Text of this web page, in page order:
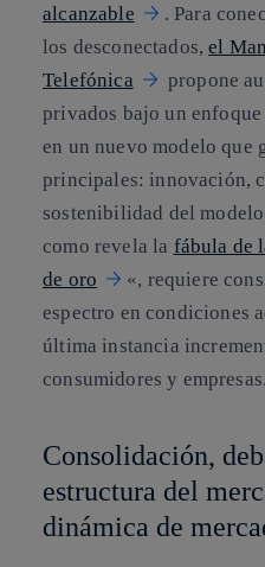
alcanzable
. Para
los desconectados,el
Telefónica
propone
privados bajo un
en un nuevo modelo que
principales: innovación,
sostenibilidad del
como revela la fábula de
de oro
«, requiere
espectro en condiciones
última instancia
consumidores y empresas.
Consolidación,
estructura del
dinámica de